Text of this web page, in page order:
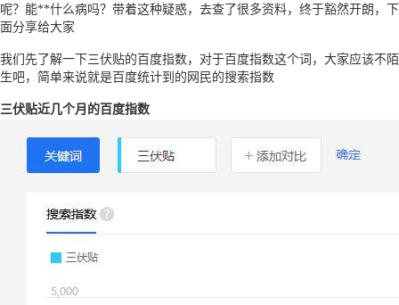
呢？能**什么病吗？带着这种疑惑，去查了很多资料，终于豁然开朗，下
面分享给大家
我们先了解一下三伏贴的百度指数，对于百度指数这个词，大家应该不陌
生吧，简单来说就是百度统计到的网民的搜索指数
三伏贴近几个月的百度指数